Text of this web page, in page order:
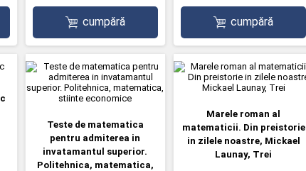
cumpără cumpără
Teste de matematica
pentru admiterea in
invatamantul superior.
Politehnica, matematica,
Marele roman al
matematicii. Din preistorie
in zilele noastre, Mickael
Launay, Trei